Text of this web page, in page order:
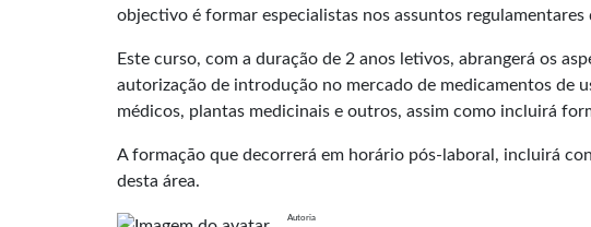
objectivo é formar especialistas nos assuntos regulamentares
Este curso, com a duração de 2 anos letivos, abrangerá os
autorização de introdução no mercado de medicamentos de
médicos, plantas medicinais e outros, assim como incluirá
A formaçāo que decorrerá em horário pós-laboral, incluirá
desta área.
Autoria